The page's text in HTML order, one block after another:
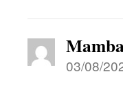
03/08/